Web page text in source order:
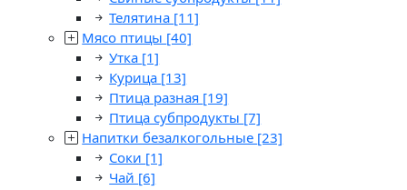
Телятина [11]
Мясо птицы [40]
Утка [1]
Курица [13]
Птица разная [19]
Птица субпродукты [7]
Напитки безалкогольные [23]
Соки [1]
Чай [6]